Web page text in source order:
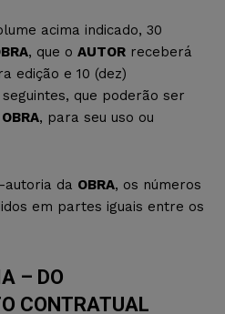
acima indicado, 30
, que o AUTOR receberá
edição e 10 (dez)
que poderão ser
OBRA, para seu uso ou
autoria da OBRA, os números
em partes iguais entre os
– DO
CONTRATUAL